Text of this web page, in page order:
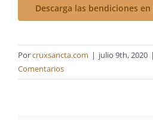
Descarga las bendiciones en
Porcruxsancta.com | julio 9th, 2020 |
Comentarios